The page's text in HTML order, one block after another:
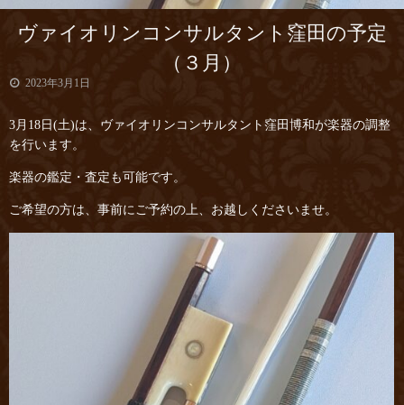
ヴァイオリンコンサルタント窪田の予定
（３月）
2023年3月1日
3月18日(土)は、ヴァイオリンコンサルタント窪田博和が楽器の調整
を行います。
楽器の鑑定・査定も可能です。
ご希望の方は、事前にご予約の上、お越しくださいませ。